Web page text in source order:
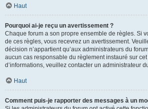
Haut
Pourquoi ai-je reçu un avertissement ?
Chaque forum a son propre ensemble de règles. Si
de ces règles, vous recevrez un avertissement.
décision n’appartient qu’aux administrateurs du
aucun cas responsable du règlement instauré sur
d’informations, veuillez contacter un administrateur
Haut
Comment puis-je rapporter des messages à un